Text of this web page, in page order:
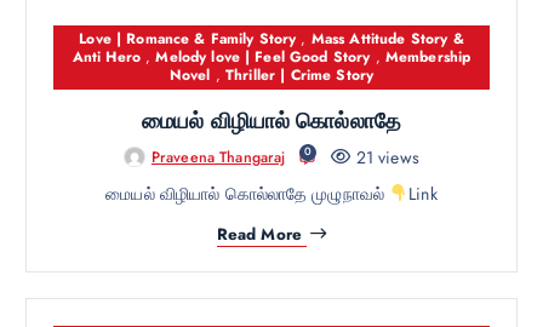
Love | Romance & Family Story, Mass Attitude Story &
Anti Hero,Melody love | Feel Good Story, Membership
Novel ,Thriller | Crime Story
மையல் விழியால் கொல்லாதே
Praveena Thangaraj 0
21 views
மையல் விழியால் கொல்லாதே முழுநாவல்
Link
Read More